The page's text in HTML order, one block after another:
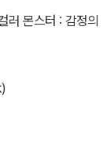
몬스터 : 감정의